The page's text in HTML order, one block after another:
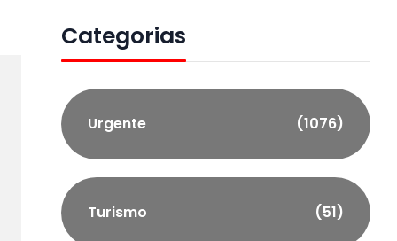
Categorias
Urgente (1076)
Turismo (51)